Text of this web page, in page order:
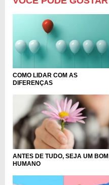
COMO LIDAR COM AS
DIFERENÇAS
ANTES DE TUDO, SEJA UM BOM
HUMANO